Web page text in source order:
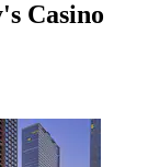
Casino